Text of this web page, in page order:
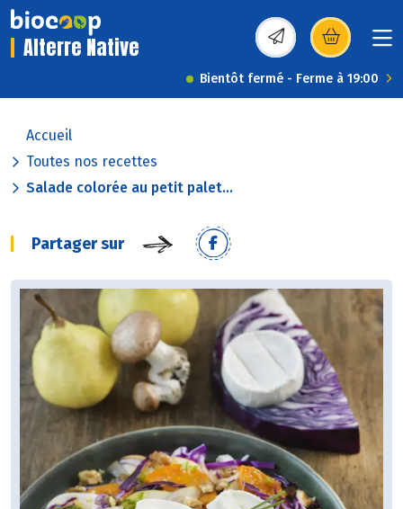
Alterre Native (s’ouvre dans une
Bientôt fermé - Ferme à 19:00
Accueil
Toutes nos recettes
Salade colorée au petit palet...
Partager sur